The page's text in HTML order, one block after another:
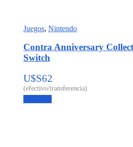
Juegos, Nintendo
Contra Anniversary
Switch
U$S62